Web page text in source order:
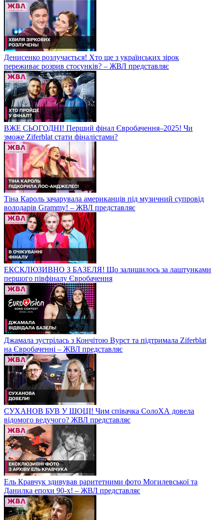
Денисенко розлучається! Хто ще з українських зірок
переживає розрив стосунків? – ЖВЛ представляє
ВЖЕ СЬОГОДНІ! Перший фінал Євробачення–2025! Чи
зможе Ziferblat стати фіналістами?
Тіна Кароль зачарувала американців під музичний супровід
володарів Grammy! – ЖВЛ представляє
ЕКСКЛЮЗИВНО З БАЗЕЛЯ! Що залишилось за лаштунками
першого півфіналу Євробачення
Джамала зустрілась з Кончітою Вурст та підтримала Ziferblat
на Євробаченні – ЖВЛ представляє
СУХАНОВ БУВ У ШОЦІ! Чим співачка СолоХА довела
відомого ведучого? ЖВЛ представляє
Ель Кравчук здивував раритетними фото Могилевської та
Данилка епохи 90-х! – ЖВЛ представляє